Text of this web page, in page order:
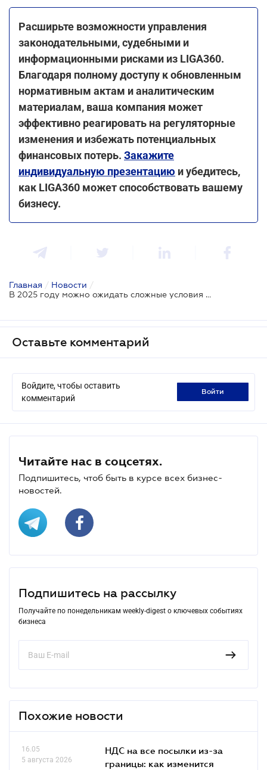
Расширьте возможности управления
законодательными, судебными и
информационными рисками из LIGA360.
Благодаря полному доступу к обновленным
нормативным актам и аналитическим
материалам, ваша компания может
эффективно реагировать на регуляторные
изменения и избежать потенциальных
финансовых потерь. Закажите
индивидуальную презентацию и убедитесь,
как LIGA360 может способствовать вашему
бизнесу.
Главная / Новости /
В 2025 году можно ожидать сложные условия осуществления внешней торговли - прогнозы Института аграрной экономики
Оставьте комментарий
Войдите, чтобы оставить
комментарий
войти
Читайте нас в соцсетях.
Подпишитесь, чтоб быть в курсе всех бизнес-
новостей.
Подпишитесь на рассылку
Получайте по понедельникам weekly-digest о ключевых событиях
бизнеса
Похожие новости
16.05
5 августа 2026
НДС на все посылки из-за
границы: как изменится